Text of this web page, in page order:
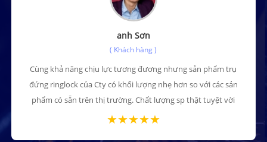
anh Sơn
( Khách hàng )
Cùng khả năng chịu lực tương đương nhưng sản phẩm trụ
đứng ringlock của Cty có khối lượng nhẹ hơn so với các sản
phẩm có sẵn trên thị trường. Chất lượng sp thật tuyệt vời